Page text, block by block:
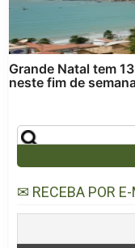
Grande Natal tem
neste fim de
✉ RECEBA POR